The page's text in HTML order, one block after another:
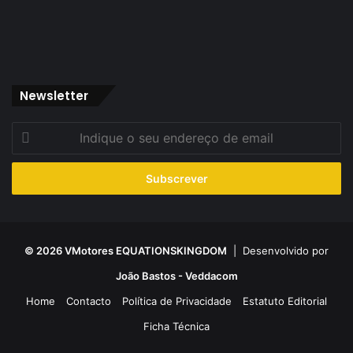
Newsletter
seu
de
© 2026 VMotores EQUATIONSKINGDOM | Desenvolvido por
João Bastos - Veddacom
Home
Contacto Política de Privacidade
Estatuto Editorial
Ficha Técnica